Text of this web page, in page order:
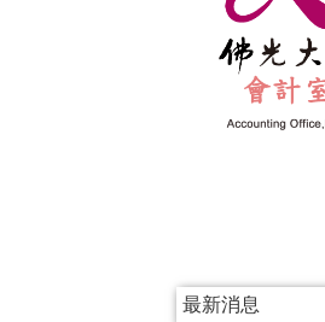
最新消息